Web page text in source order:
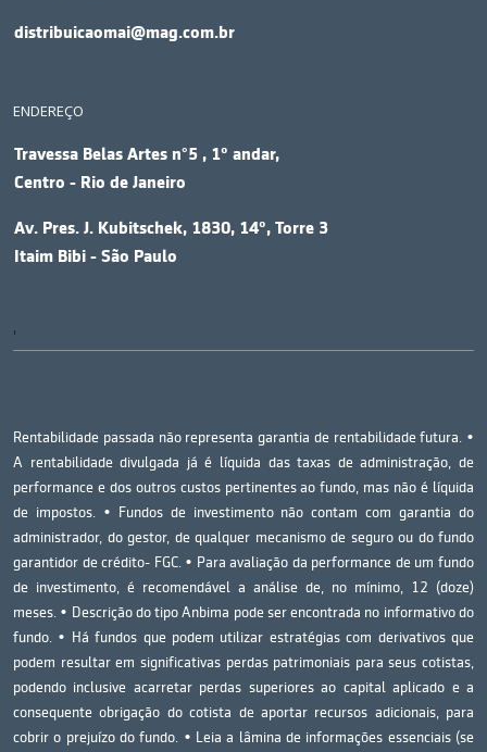
distribuicaomai@mag.com.br
ENDEREÇO
Travessa Belas Artes n°5 , 1º andar,
Centro - Rio de Janeiro
Av. Pres. J. Kubitschek, 1830, 14º, Torre 3
Itaim Bibi - São Paulo
'
Rentabilidade passada não representa garantia de rentabilidade futura. •
A rentabilidade divulgada já é líquida das taxas de administração, de
performance e dos outros custos pertinentes ao fundo, mas não é líquida
de impostos. • Fundos de investimento não contam com garantia do
administrador, do gestor, de qualquer mecanismo de seguro ou do fundo
garantidor de crédito- FGC. • Para avaliação da performance de um fundo
de investimento, é recomendável a análise de, no mínimo, 12 (doze)
meses. • Descrição do tipo Anbima pode ser encontrada no informativo do
fundo. • Há fundos que podem utilizar estratégias com derivativos que
podem resultar em significativas perdas patrimoniais para seus cotistas,
podendo inclusive acarretar perdas superiores ao capital aplicado e a
consequente obrigação do cotista de aportar recursos adicionais, para
cobrir o prejuízo do fundo. • Leia a lâmina de informações essenciais (se